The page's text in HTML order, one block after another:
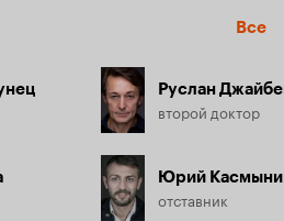
Все
Руслан
второй доктор
Юрий
отставник